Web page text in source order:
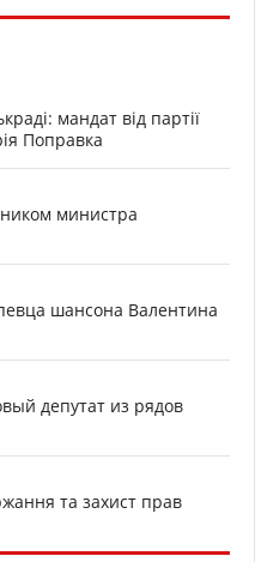
мандат від партії
Поправка
министра
шансона Валентина
депутат из рядов
та захист прав